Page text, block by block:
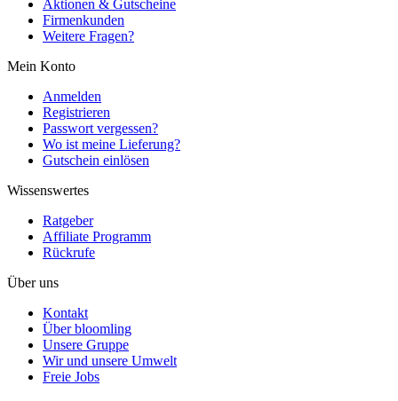
Aktionen & Gutscheine
Firmenkunden
Weitere Fragen?
Mein Konto
Anmelden
Registrieren
Passwort vergessen?
Wo ist meine Lieferung?
Gutschein einlösen
Wissenswertes
Ratgeber
Affiliate Programm
Rückrufe
Über uns
Kontakt
Über bloomling
Unsere Gruppe
Wir und unsere Umwelt
Freie Jobs